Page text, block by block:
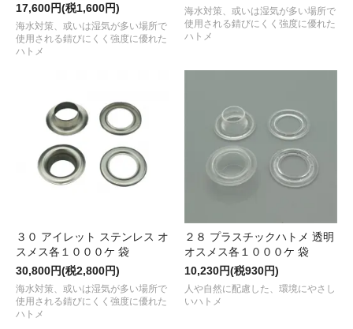
17,600円(税1,600円)
海水対策、或いは湿気が多い場所で
使用される錆びにくく強度に優れた
ハトメ
海水対策、或いは湿気が多い場所で
使用される錆びにくく強度に優れた
ハトメ
３０ アイレット ステンレス オ
スメス各１０００ケ 袋
30,800円(税2,800円)
海水対策、或いは湿気が多い場所で
使用される錆びにくく強度に優れた
ハトメ
２８ プラスチックハトメ 透明
オスメス各１０００ケ 袋
10,230円(税930円)
人や自然に配慮した、環境にやさし
いハトメ